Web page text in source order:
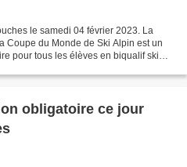
le samedi 04 février 2023. La
Coupe du Monde de Ski Alpin est un
pour tous les élèves en biqualif ski
obligatoire ce jour